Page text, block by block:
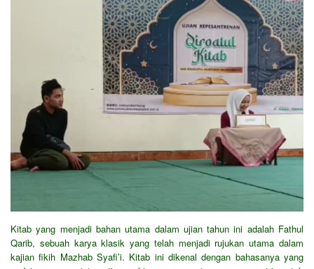
Kitab yang menjadi bahan utama dalam ujian tahun ini adalah Fathul
Qarib, sebuah karya klasik yang telah menjadi rujukan utama dalam
kajian fikih Mazhab Syafi’i. Kitab ini dikenal dengan bahasanya yang